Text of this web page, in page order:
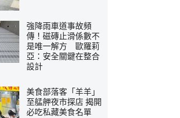
強降雨車道事故頻
傳！磁磚止滑係數不
是唯一解方 歐羅莉
亞：安全關鍵在整合
設計
美食部落客「羊羊」
至艋舺夜市探店 揭開
必吃私藏美食名單